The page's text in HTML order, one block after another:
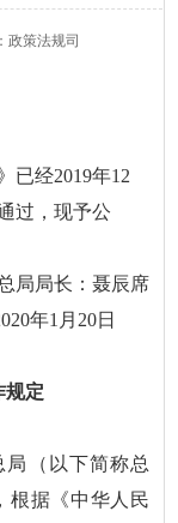
政策法规司
已经2019年12
过，现予公
局局长：聂辰席
年1月20日
规定
（以下简称总
根据《中华人民